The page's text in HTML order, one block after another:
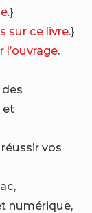
.}
sur ce livre.}
l’ouvrage.
et
vos
numérique,